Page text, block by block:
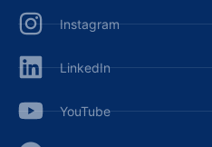
Instagram
LinkedIn
YouTube